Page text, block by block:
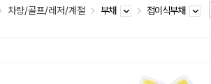
차량/골프/레저/계절 부채 접이식부채